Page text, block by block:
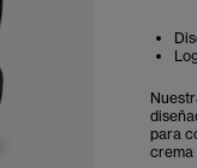
para
crema